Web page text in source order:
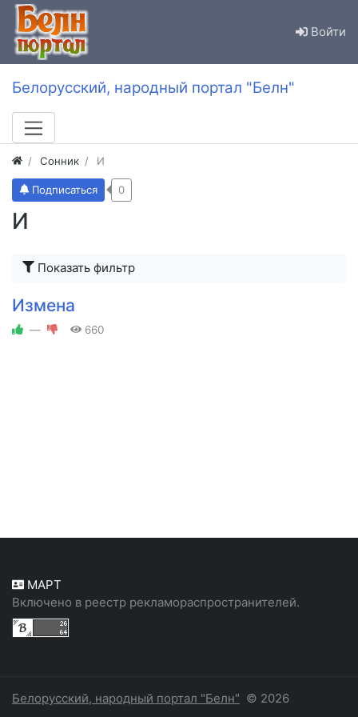
Войти
Белорусский, народный портал "Белн"
Сонник И
И
Подписаться 0
Показать фильтр
Измена
— 660
МАРТ
Включено в реестр рекламораспространителей.
Белорусский, народный портал "Белн" © 2026